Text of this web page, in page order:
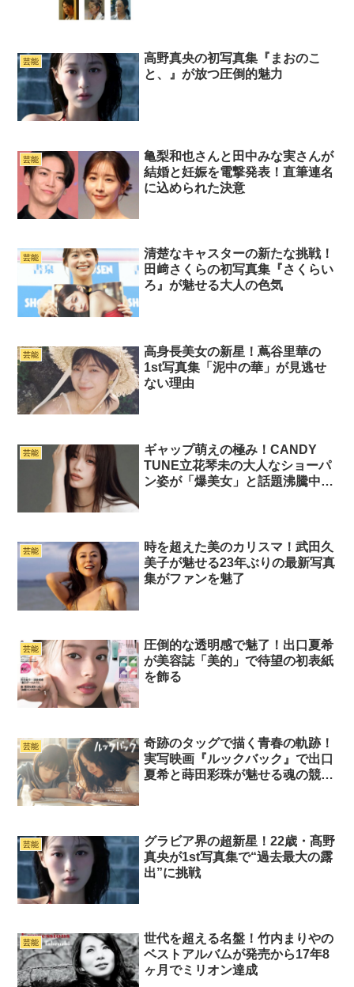
芸能
高野真央の初写真集『まおのこ
と、』が放つ圧倒的魅力
芸能
亀梨和也さんと田中みな実さんが
結婚と妊娠を電撃発表！直筆連名
に込められた決意
芸能
清楚なキャスターの新たな挑戦！
田﨑さくらの初写真集『さくらい
ろ』が魅せる大人の色気
芸能
高身長美女の新星！蔦谷里華の
1st写真集「泥中の華」が見逃せ
ない理由
芸能
ギャップ萌えの極み！CANDY
TUNE立花琴未の大人なショーパ
ン姿が「爆美女」と話題沸騰中
芸能
時を超えた美のカリスマ！武田久
美子が魅せる23年ぶりの最新写真
集がファンを魅了
芸能
圧倒的な透明感で魅了！出口夏希
が美容誌「美的」で待望の初表紙
を飾る
芸能
奇跡のタッグで描く青春の軌跡！
実写映画『ルックバック』で出口
夏希と蒔田彩珠が魅せる魂の競
芸能
グラビア界の超新星！22歳・髙野
真央が1st写真集で“過去最大の露
出”に挑戦
芸能
世代を超える名盤！竹内まりやの
ベストアルバムが発売から17年8
ヶ月でミリオン達成